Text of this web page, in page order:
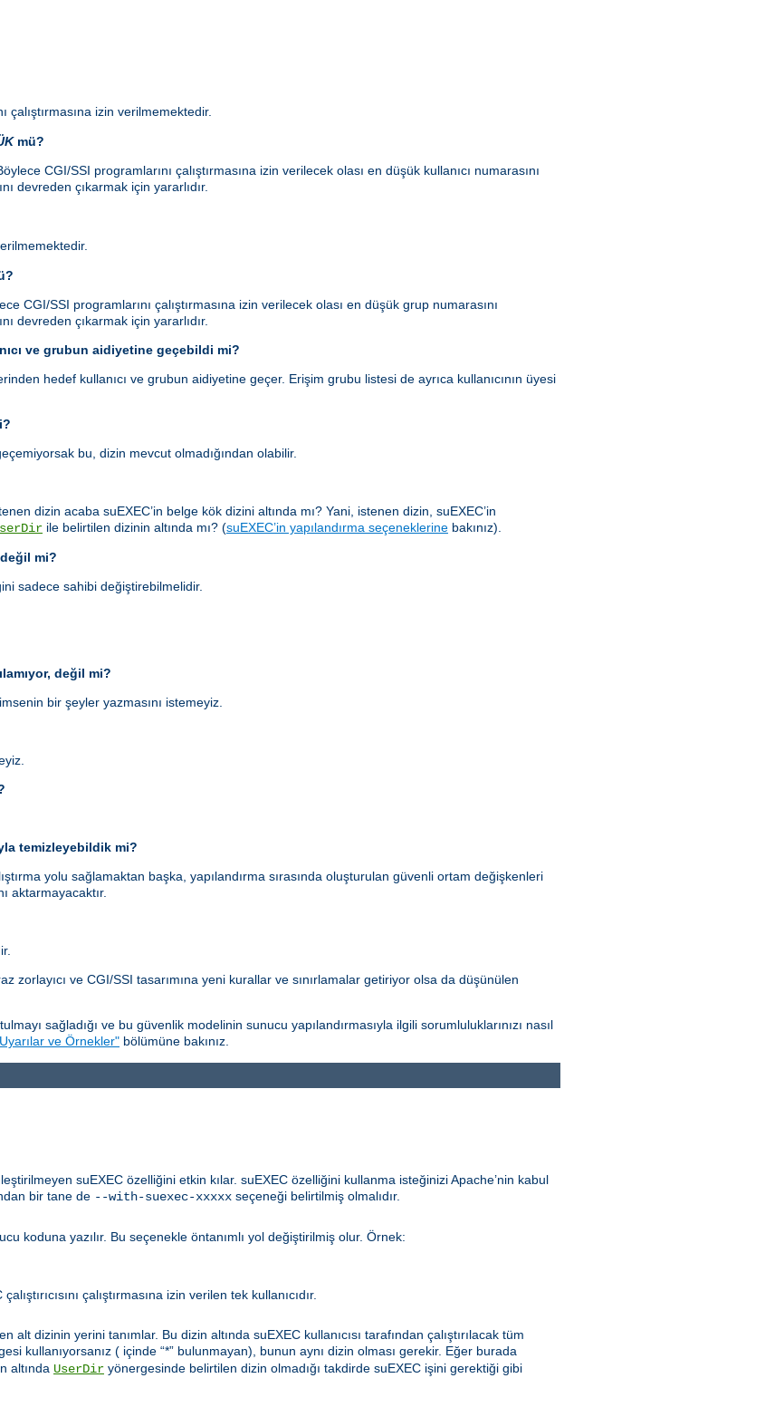
çalıştırmasına izin verilmemektedir.
mü?
CGI/SSI programlarını çalıştırmasına izin verilecek olası en düşük kullanıcı numarasını
devreden çıkarmak için yararlıdır.
CGI/SSI programlarını çalıştırmasına izin verilecek olası en düşük grup numarasını
devreden çıkarmak için yararlıdır.
ve grubun aidiyetine geçebildi mi?
hedef kullanıcı ve grubun aidiyetine geçer. Erişim grubu listesi de ayrıca kullanıcının üyesi
bu, dizin mevcut olmadığından olabilir.
dizin acaba suEXEC’in belge kök dizini altında mı? Yani, istenen dizin, suEXEC’in
ile belirtilen dizinin altında mı? (suEXEC’in yapılandırma seçeneklerine bakınız).
mi?
sadece sahibi değiştirebilmelidir.
değil mi?
bir şeyler yazmasını istemeyiz.
temizleyebildik mi?
yolu sağlamaktan başka, yapılandırma sırasında oluşturulan güvenli ortam değişkenleri
aktarmayacaktır.
ve CGI/SSI tasarımına yeni kurallar ve sınırlamalar getiriyor olsa da düşünülen
sağladığı ve bu güvenlik modelinin sunucu yapılandırmasıyla ilgili sorumluluklarınızı nasıl
ve Örnekler" bölümüne bakınız.
suEXEC özelliğini etkin kılar. suEXEC özelliğini kullanma isteğinizi Apache’nin kabul
bir tane de --with-suexec-xxxxx seçeneği belirtilmiş olmalıdır.
koduna yazılır. Bu seçenekle öntanımlı yol değiştirilmiş olur. Örnek:
çalıştırmasına izin verilen tek kullanıcıdır.
alt dizinin yerini tanımlar. Bu dizin altında suEXEC kullanıcısı tarafından çalıştırılacak tüm
kullanıyorsanız ( içinde “*” bulunmayan), bunun aynı dizin olması gerekir. Eğer burada
altında UserDir yönergesinde belirtilen dizin olmadığı takdirde suEXEC işini gerektiği gibi